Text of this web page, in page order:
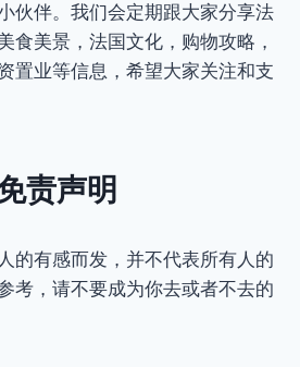
伙伴。我们会定期跟大家分享法
食美景，法国文化，购物攻略，
置业等信息，希望大家关注和支
责声明
的有感而发，并不代表所有人的
考，请不要成为你去或者不去的